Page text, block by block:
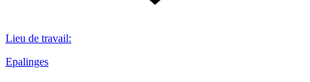
Lieu de travail:
Epalinges